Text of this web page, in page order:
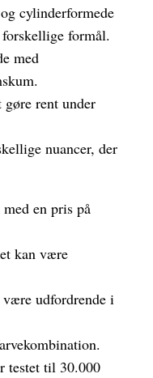
cylinderformede
formål.
med
rent under
nuancer, der
en pris på
kan være
være udfordrende i
testet til 30.000